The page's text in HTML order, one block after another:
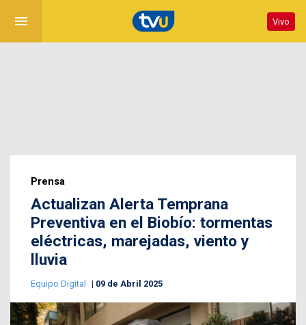
menu Vivo
Prensa
Actualizan Alerta Temprana
Preventiva en el Biobío: tormentas
eléctricas, marejadas, viento y
lluvia
Equipo Digital 09 de Abril 2025